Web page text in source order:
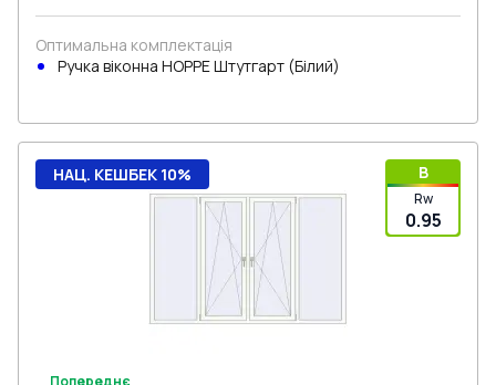
Оптимальна комплектація
Ручка віконна HOPPE Штутгарт (Білий)
B
Rw
0.95
НАЦ. КЕШБЕК 10%
Попереднє